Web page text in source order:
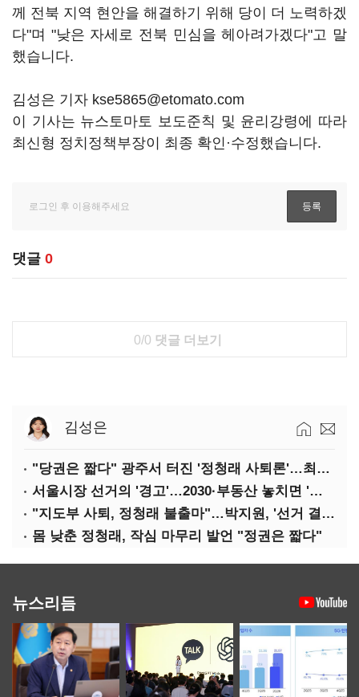
께 전북 지역 현안을 해결하기 위해 당이 더 노력하겠
다"며 "낮은 자세로 전북 민심을 헤아려가겠다"고 말
했습니다.
김성은 기자 kse5865@etomato.com
이 기사는 뉴스토마토 보도준칙 및 윤리강령에 따라
최신형 정치정책부장이 최종 확인·수정했습니다.
댓글 0
0/0 댓글 더보기
김성은
"당권은 짧다" 광주서 터진 '정청래 사퇴론'…최고위 '아수라장'
서울시장 선거의 '경고'…2030·부동산 놓치면 '총선도 대선도' 패배
"지도부 사퇴, 정청래 불출마"…박지원, '선거 결과 책임' 강조
몸 낮춘 정청래, 작심 마무리 발언 "정권은 짧다"
뉴스리듬